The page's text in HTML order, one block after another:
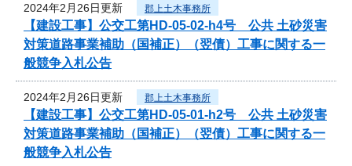
2024年2月26日更新 郡上土木事務所
【建設工事】公交工第HD-05-02-h4号 公共 土砂災害
対策道路事業補助（国補正）（翌債）工事に関する一
般競争入札公告
2024年2月26日更新 郡上土木事務所
【建設工事】公交工第HD-05-01-h2号 公共 土砂災害
対策道路事業補助（国補正）（翌債）工事に関する一
般競争入札公告